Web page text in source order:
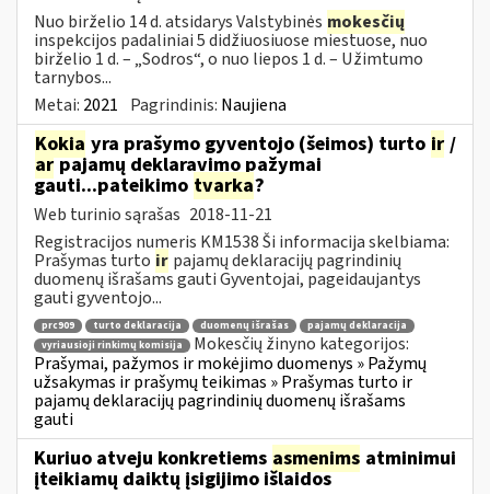
Nuo birželio 14 d. atsidarys Valstybinės mokesčių
inspekcijos padaliniai 5 didžiuosiuose miestuose, nuo
birželio 1 d. – „Sodros“, o nuo liepos 1 d. – Užimtumo
tarnybos...
Metai: 2021 Pagrindinis: Naujiena
Kokia yra prašymo gyventojo (šeimos) turto ir /
arpajamų deklaravimo pažymai
gauti...pateikimo tvarka?
Web turinio sąrašas 2018-11-21
Registracijos numeris KM1538 Ši informacija skelbiama:
Prašymas turto ir pajamų deklaracijų pagrindinių
duomenų išrašams gauti Gyventojai, pageidaujantys
gauti gyventojo...
prc909 turto deklaracija duomenų išrašas
pajamų deklaracija
vyriausioji rinkimų komisija
Mokesčių žinyno kategorijos:
Prašymai, pažymos ir mokėjimo duomenys » Pažymų
užsakymas ir prašymų teikimas » Prašymas turto ir
pajamų deklaracijų pagrindinių duomenų išrašams
gauti
Kuriuo atveju konkretiems asmenims atminimui
įteikiamų daiktų įsigijimo išlaidos